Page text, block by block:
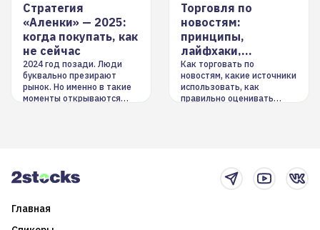
Стратегия
«Аленки» — 2025:
когда покупать, как
не сейчас
2024 год позади. Люди
буквально презирают
рынок. Но именно в такие
моменты открываются
Торговля по
новостям:
принципы,
лайфхаки,
инструменты
Как торговать по
новостям, какие источники
использовать, как
правильно оценивать
Главная